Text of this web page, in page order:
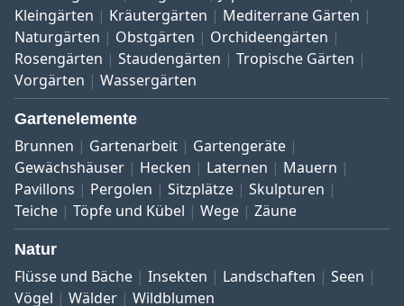
Kleingärten
Kräutergärten
Mediterrane Gärten
Naturgärten
Obstgärten
Orchideengärten
Rosengärten
Staudengärten
Tropische Gärten
Vorgärten
Wassergärten
Gartenelemente
Brunnen Gartenarbeit
Gartengeräte
Gewächshäuser
Hecken Laternen
Mauern
Pavillons
Pergolen Sitzplätze
Skulpturen
Teiche
Töpfe und Kübel Wege Zäune
Natur
Flüsse und Bäche Insekten Landschaften
Seen
Vögel
Wälder Wildblumen